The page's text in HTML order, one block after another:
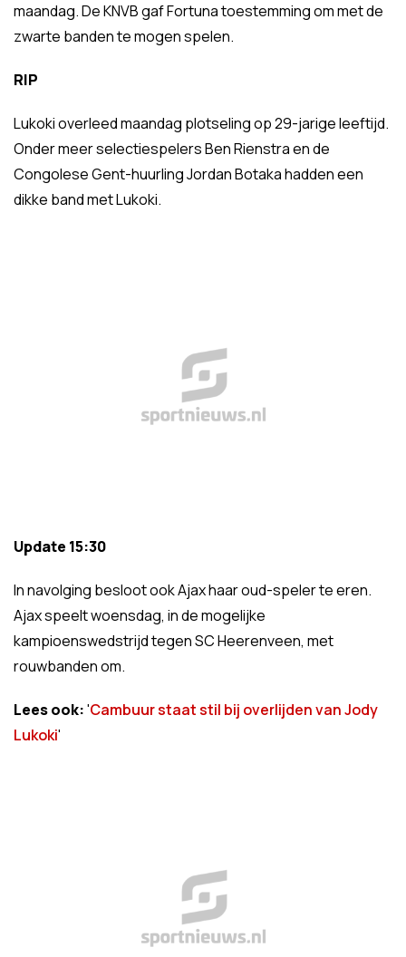
maandag. De KNVB gaf Fortuna toestemming om met de
zwarte banden te mogen spelen.
RIP
Lukoki overleed maandag plotseling op 29-jarige leeftijd.
Onder meer selectiespelers Ben Rienstra en de
Congolese Gent-huurling Jordan Botaka hadden een
dikke band met Lukoki.
Update 15:30
In navolging besloot ook Ajax haar oud-speler te eren.
Ajax speelt woensdag, in de mogelijke
kampioenswedstrijd tegen SC Heerenveen, met
rouwbanden om.
Lees ook:'Cambuur staat stil bij overlijden van Jody
Lukoki'